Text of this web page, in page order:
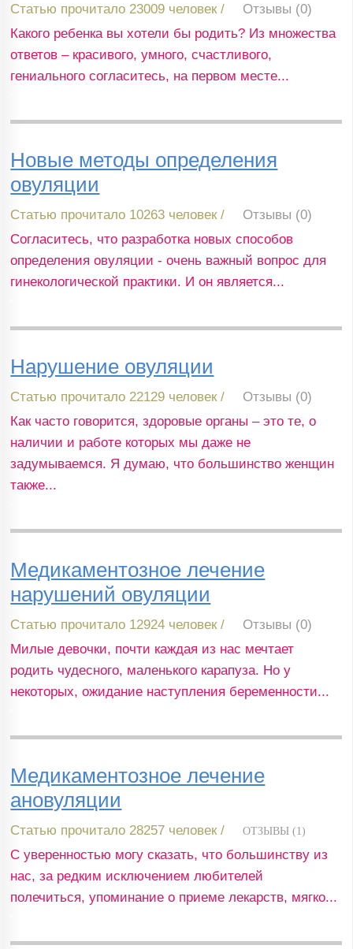
Статью прочитало 23009 человек /
Отзывы (0)
Какого ребенка вы хотели бы родить? Из множества
ответов – красивого, умного, счастливого,
гениального согласитесь, на первом месте...
Новые методы определения
овуляции
Статью прочитало 10263 человек /
Отзывы (0)
Согласитесь, что разработка новых способов
определения овуляции - очень важный вопрос для
гинекологической практики. И он является...
Нарушение овуляции
Статью прочитало 22129 человек /
Отзывы (0)
Как часто говорится, здоровые органы – это те, о
наличии и работе которых мы даже не
задумываемся. Я думаю, что большинство женщин
также...
Медикаментозное лечение
нарушений овуляции
Статью прочитало 12924 человек /
Отзывы (0)
Милые девочки, почти каждая из нас мечтает
родить чудесного, маленького карапуза. Но у
некоторых, ожидание наступления беременности...
Медикаментозное лечение
ановуляции
Статью прочитало 28257 человек / ОТЗЫВЫ (1)
С уверенностью могу сказать, что большинству из
нас, за редким исключением любителей
полечиться, упоминание о приеме лекарств, мягко...